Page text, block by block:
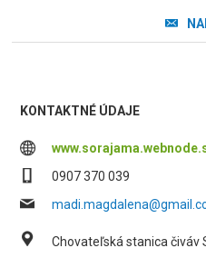
KONTAKTNÉ ÚDAJE
0907 370 039
Chovateľská stanica čiváv